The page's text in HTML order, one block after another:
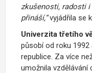
zkušenosti, radosti
přináší,“vyjádřila se
Univerzita třetího
působí od roku
republice. Za více
umožnila vzdělávání